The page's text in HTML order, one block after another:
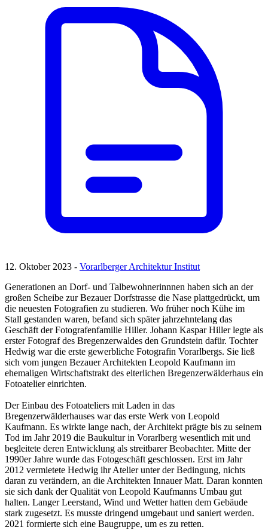
12. Oktober 2023 - Vorarlberger Architektur Institut
Generationen an Dorf- und Talbewohnerinnnen haben sich an der
großen Scheibe zur Bezauer Dorfstrasse die Nase plattgedrückt, um
die neuesten Fotografien zu studieren. Wo früher noch Kühe im
Stall gestanden waren, befand sich später jahrzehntelang das
Geschäft der Fotografenfamilie Hiller. Johann Kaspar Hiller legte als
erster Fotograf des Bregenzerwaldes den Grundstein dafür. Tochter
Hedwig war die erste gewerbliche Fotografin Vorarlbergs. Sie ließ
sich vom jungen Bezauer Architekten Leopold Kaufmann im
ehemaligen Wirtschaftstrakt des elterlichen Bregenzerwälderhaus ein
Fotoatelier einrichten.
Der Einbau des Fotoateliers mit Laden in das
Bregenzerwälderhauses war das erste Werk von Leopold
Kaufmann. Es wirkte lange nach, der Architekt prägte bis zu seinem
Tod im Jahr 2019 die Baukultur in Vorarlberg wesentlich mit und
begleitete deren Entwicklung als streitbarer Beobachter. Mitte der
1990er Jahre wurde das Fotogeschäft geschlossen. Erst im Jahr
2012 vermietete Hedwig ihr Atelier unter der Bedingung, nichts
daran zu verändern, an die Architekten Innauer Matt. Daran konnten
sie sich dank der Qualität von Leopold Kaufmanns Umbau gut
halten. Langer Leerstand, Wind und Wetter hatten dem Gebäude
stark zugesetzt. Es musste dringend umgebaut und saniert werden.
2021 formierte sich eine Baugruppe, um es zu retten.